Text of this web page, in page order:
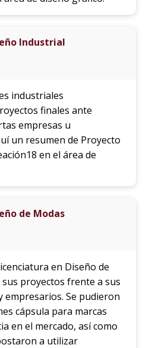
Industrial
industriales
finales ante
empresas u
un resumen de Proyecto
en el área de
de Modas
en Diseño de
proyectos frente a sus
empresarios. Se pudieron
cápsula para marcas
en el mercado, así como
a utilizar